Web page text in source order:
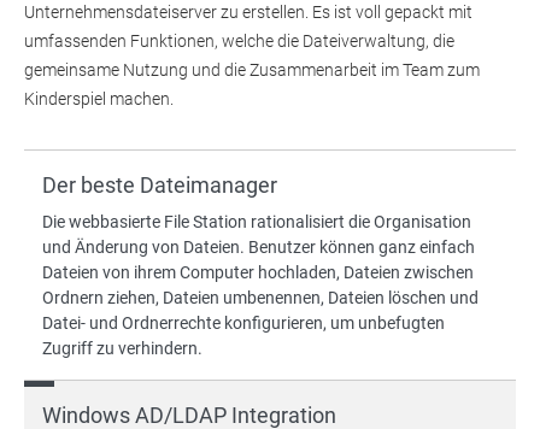
Unternehmensdateiserver zu erstellen. Es ist voll gepackt mit
umfassenden Funktionen, welche die Dateiverwaltung, die
gemeinsame Nutzung und die Zusammenarbeit im Team zum
Kinderspiel machen.
Der beste Dateimanager
Die webbasierte File Station rationalisiert die Organisation
und Änderung von Dateien. Benutzer können ganz einfach
Dateien von ihrem Computer hochladen, Dateien zwischen
Ordnern ziehen, Dateien umbenennen, Dateien löschen und
Datei- und Ordnerrechte konfigurieren, um unbefugten
Zugriff zu verhindern.
Windows AD/LDAP Integration